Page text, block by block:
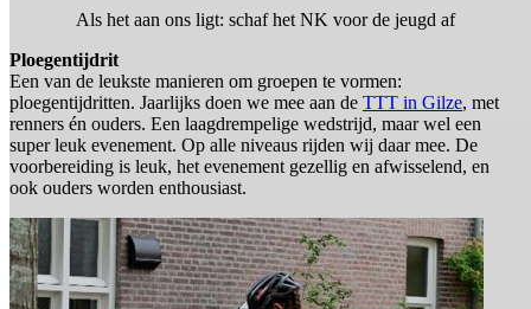
Als het aan ons ligt: schaf het NK voor de jeugd af
Ploegentijdrit
Een van de leukste manieren om groepen te vormen:
ploegentijdritten. Jaarlijks doen we mee aan de TTT in Gilze, met
renners én ouders. Een laagdrempelige wedstrijd, maar wel een
super leuk evenement. Op alle niveaus rijden wij daar mee. De
voorbereiding is leuk, het evenement gezellig en afwisselend, en
ook ouders worden enthousiast.